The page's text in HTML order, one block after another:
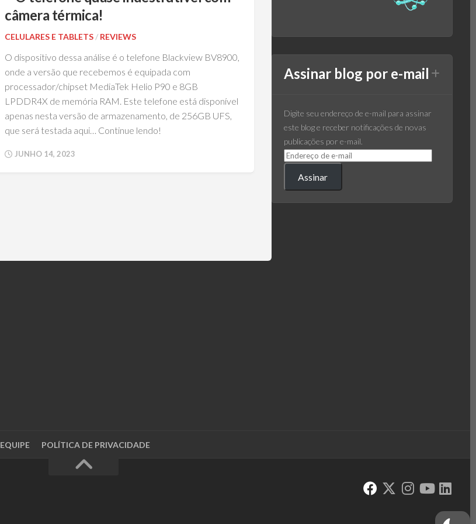
câmera térmica!
CELULARES E TABLETS/ REVIEWS
O dispositivo dessa análise é o telefone Blackview BV8900,
onde a versão que recebemos é equipada com
processador/chipset MediaTek Helio P90 e 8GB
LPDDR4X de memória RAM. Este telefone está disponível
apenas nesta versão de armazenamento, de 256GB UFS,
que será testada aqui… Continue lendo!
JUNHO 14, 2023
Assinar blog por e-mail
Digite seu endereço de e-mail para assinar
este blog e receber notificações de novas
publicações por e-mail.
Assinar
EQUIPE POLÍTICA DE PRIVACIDADE